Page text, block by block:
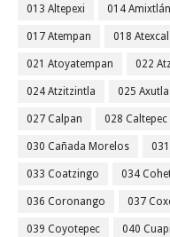
013 Altepexi 014 Amixtlán
017 Atempan 018 Atexcal
021 Atoyatempan 022
024 Atzitzintla 025 Axutla
027 Calpan 028 Caltepec
030 Cañada Morelos
033 Coatzingo 034
036 Coronango 037
039 Coyotepec 040